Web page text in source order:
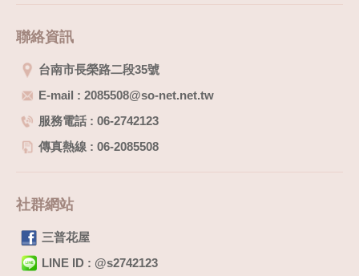
聯絡資訊
台南市長榮路二段35號
E-mail : 2085508@so-net.net.tw
服務電話 : 06-2742123
傳真熱線 : 06-2085508
社群網站
三普花屋
LINE ID : @s2742123